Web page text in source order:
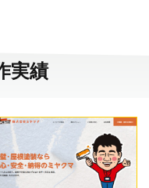
実績